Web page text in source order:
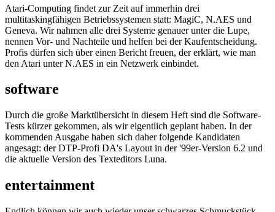
Atari-Computing findet zur Zeit auf immerhin drei
multitaskingfähigen Betriebssystemen statt: MagiC, N.AES und
Geneva. Wir nahmen alle drei Systeme genauer unter die Lupe,
nennen Vor- und Nachteile und helfen bei der Kaufentscheidung.
Profis dürfen sich über einen Bericht freuen, der erklärt, wie man
den Atari unter N.AES in ein Netzwerk einbindet.
software
Durch die große Marktübersicht in diesem Heft sind die Software-
Tests kürzer gekommen, als wir eigentlich geplant haben. In der
kommenden Ausgabe haben sich daher folgende Kandidaten
angesagt: der DTP-Profi DA's Layout in der '99er-Version 6.2 und
die aktuelle Version des Texteditors Luna.
entertainment